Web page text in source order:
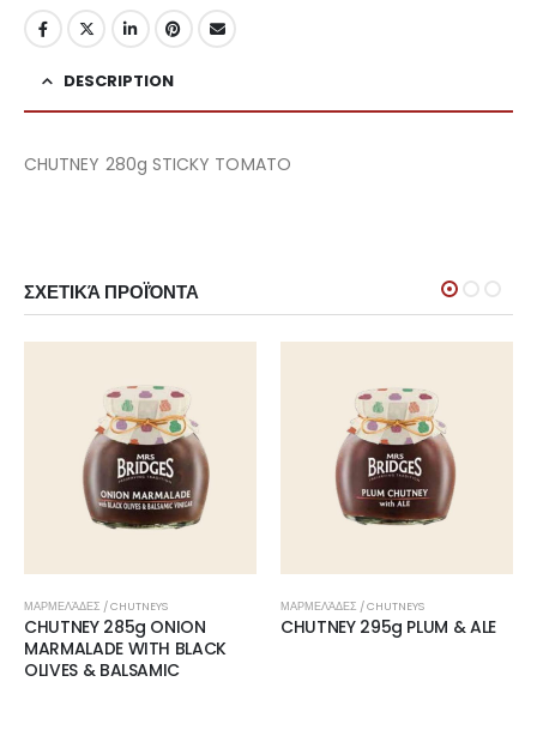
DESCRIPTION
CHUTNEY 280g STICKY TOMATO
ΣΧΕΤΙΚΆ ΠΡΟΪΌΝΤΑ
ΜΑΡΜΕΛΆΔΕΣ / CHUTNEYS
CHUTNEY 285g ONION
MARMALADE WITH BLACK
OLIVES & BALSAMIC
ΜΑΡΜΕΛΆΔΕΣ / CHUTNEYS
CHUTNEY 295g PLUM & ALE